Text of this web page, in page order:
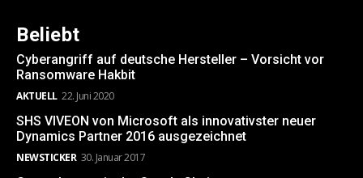
Beliebt
Cyberangriff auf deutsche Hersteller – Vorsicht vor
Ransomware Hakbit
AKTUELL 22. Juni 2020
SHS VIVEON von Microsoft als innovativster neuer
Dynamics Partner 2016 ausgezeichnet
NEWSTICKER 30. Januar 2017